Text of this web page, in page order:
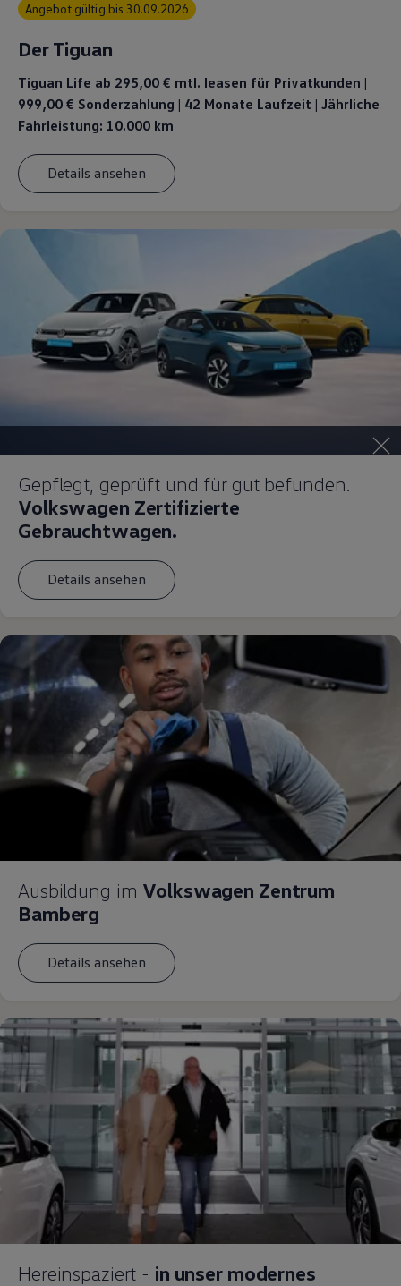
Angebot gültig bis 30.09.2026
Der Tiguan
Tiguan Life ab 295,00 € mtl. leasen für Privatkunden |
999,00 € Sonderzahlung | 42 Monate Laufzeit | Jährliche
Fahrleistung: 10.000 km
Details ansehen
Gepflegt, geprüft und für gut befunden.
Volkswagen Zertifizierte
Gebrauchtwagen.
Details ansehen
Ausbildung im Volkswagen Zentrum
Bamberg
Details ansehen
Hereinspaziert - in unser modernes